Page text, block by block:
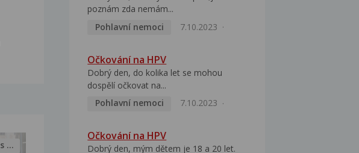
Myasthenia gravis – vše, co...
poznám zda nemám...
Pohlavní nemoci
7.10.2023
Očkování na HPV
Dobrý den, do kolika let se mohou
dospělí očkovat na...
Pohlavní nemoci
7.10.2023
Očkování na HPV
Dobrý den, mým dětem je 18 a 20 let.